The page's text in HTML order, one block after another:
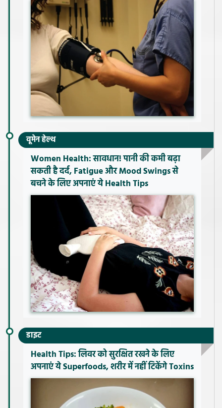
वूमेन हेल्थ
Women Health: सावधान! पानी की कमी बढ़ा
सकती है दर्द, Fatigue और Mood Swings से
बचने के लिए अपनाएं ये Health Tips
डाइट
Health Tips: लिवर को सुरक्षित रखने के लिए
अपनाएं ये Superfoods, शरीर में नहीं टिकेंगे Toxins